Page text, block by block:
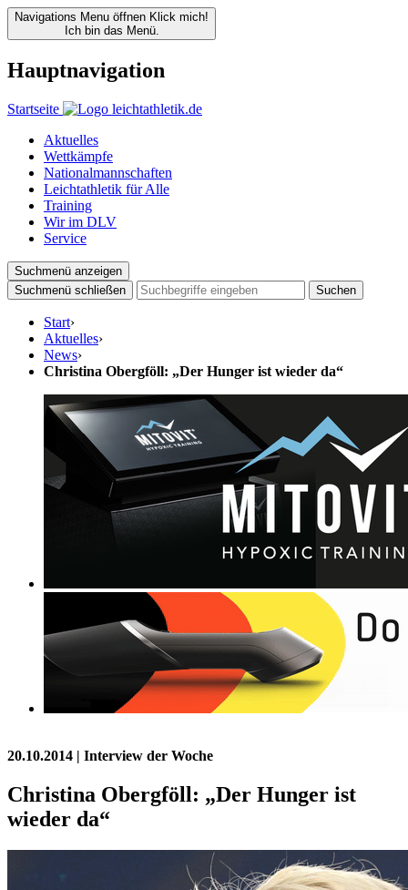
Navigations Menu öffnen Klick mich!
Ich bin das Menü.
Hauptnavigation
Startseite
Aktuelles
Wettkämpfe
Nationalmannschaften
Leichtathletik für Alle
Training
Wir im DLV
Service
Suchmenü anzeigen
Suchmenü schließen
Suchen
Start›
Aktuelles›
News›
Christina Obergföll: „Der Hunger ist wieder da“
20.10.2014 | Interview der Woche
Christina Obergföll: „Der Hunger ist
wieder da“